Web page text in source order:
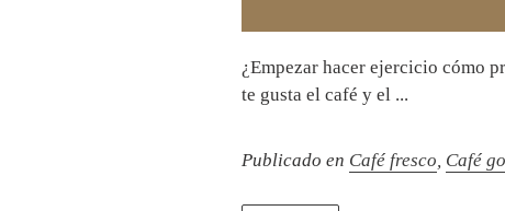
¿Empezar hacer ejercicio cómo
te gusta el café y el ...
Publicado en Café fresco, Café